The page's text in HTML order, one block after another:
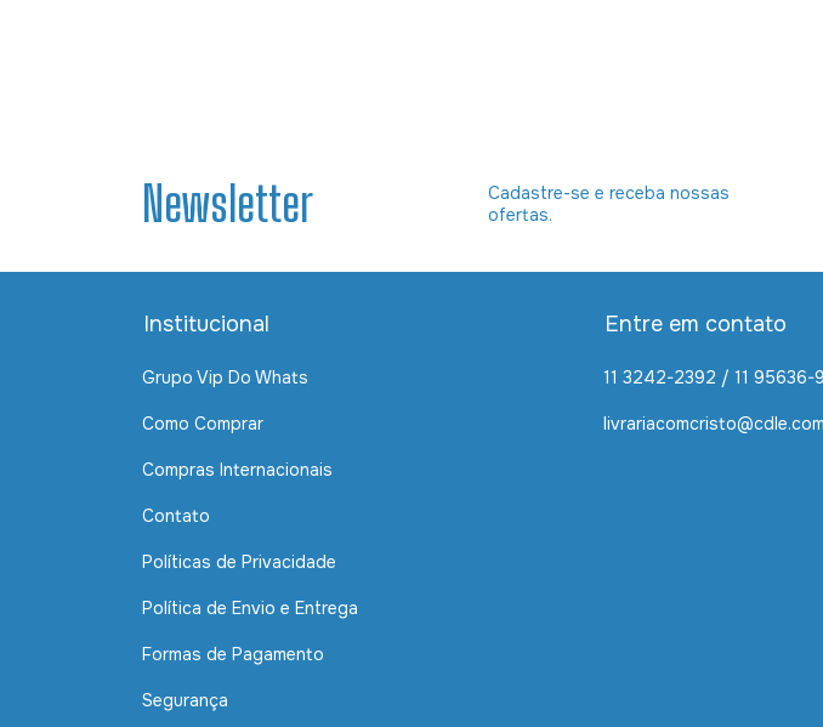
Newsletter
Cadastre-se e receba nossas
ofertas.
Institucional
Grupo Vip Do Whats
Como Comprar
Compras Internacionais
Contato
Políticas de Privacidade
Política de Envio e Entrega
Formas de Pagamento
Segurança
Entre em contato
11 3242-2392 / 11 95636-